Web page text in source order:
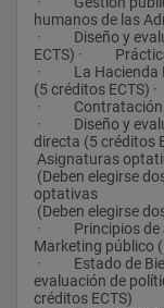
Ø  Y, en el caso
Universitario
estudios e
estar en
garantía, una
que lo conforman.
PRESENTACIÓN
La especialidad en
dos vertientes,
Universitario
Políticas Públicas
carácter general, a
en, para o en
nacional como
investigadores del
humanos de las
ECTS) ·
·
directa (5 créditos
Asignaturas
optativas
(Deben elegirse
Marketing público
evaluación de
créditos ECTS)